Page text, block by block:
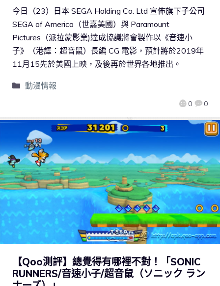
0 0
今日（23）日本 SEGA Holding Co. Ltd 宣佈旗下子公司
SEGA of America（世嘉美國）與 Paramount
Pictures（派拉蒙影業)達成協議將會製作以《音速小
子》（港譯：超音鼠）長編 CG 電影，預計將於2019年
11月15先於美國上映，及後再於世界各地推出。
動漫情報
【Qoo測評】總覺得有哪裡不對！「SONIC
RUNNERS/音速小子/超音鼠（ソニック ラン